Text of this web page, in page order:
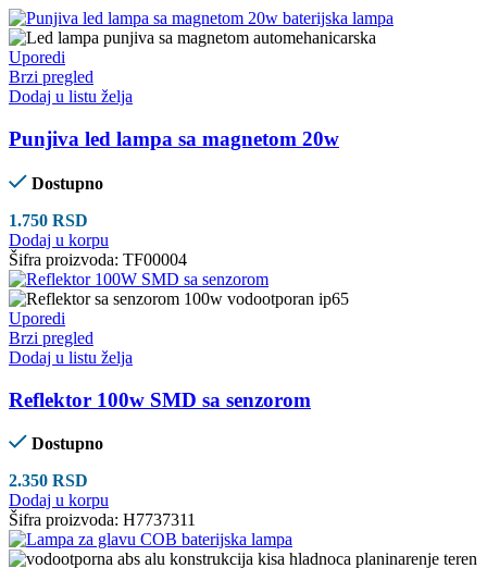
Uporedi
Brzi pregled
Dodaj u listu želja
Punjiva led lampa sa magnetom 20w
Dostupno
1.750 RSD
Dodaj u korpu
Šifra proizvoda: TF00004
Uporedi
Brzi pregled
Dodaj u listu želja
Reflektor 100w SMD sa senzorom
Dostupno
2.350 RSD
Dodaj u korpu
Šifra proizvoda: H7737311